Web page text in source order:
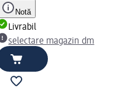
Notă
Livrabil
selectare magazin dm